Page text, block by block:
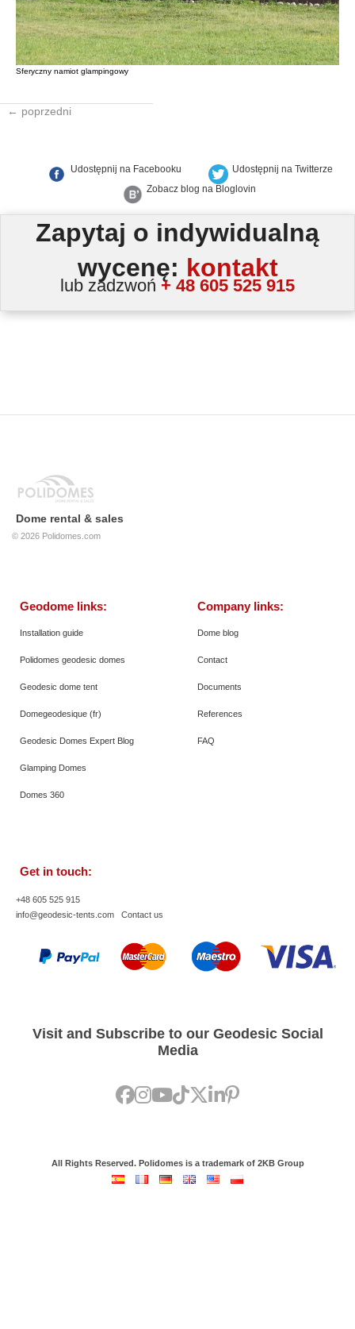
Sferyczny namiot glampingowy
← poprzedni
Udostępnij na Facebooku
Udostępnij na Twitterze
Zobacz blog na Bloglovin
Zapytaj o indywidualną
wycenę: kontakt
lub zadzwoń + 48 605 525 915
Dome rental & sales
© 2026 Polidomes.com
Geodome links:
Installation guide
Polidomes geodesic domes
Geodesic dome tent
Domegeodesique (fr)
Geodesic Domes Expert Blog
Glamping Domes
Domes 360
Company links:
Dome blog
Contact
Documents
References
FAQ
Get in touch:
+48 605 525 915
info@geodesic-tents.com
Contact us
Visit and Subscribe to our Geodesic Social
Media
All Rights Reserved. Polidomes is a trademark of 2KB Group